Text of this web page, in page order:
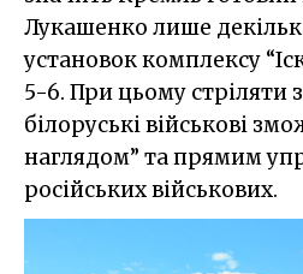
Лукашенко лише
установок комплексу
5-6. При цьому стріляти
білоруські військові
наглядом” та прямим
російських військових.